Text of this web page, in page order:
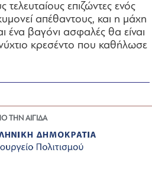
επιζώντες ενός
απέθαντους, και η μάχη
ένα βαγόνι ασφαλές θα είναι
κρεσέντο που καθήλωσε
ΤΗΝ ΑΙΓΙΔΑ